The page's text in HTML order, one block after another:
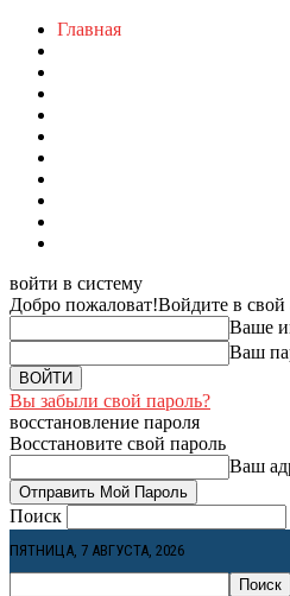
Главная
войти в систему
Добро пожаловат!Войдите в свой
Ваше
Ваш
Вы забыли свой пароль?
восстановление пароля
Восстановите свой пароль
Ваш
Поиск
ПЯТНИЦА, 7 АВГУСТА, 2026